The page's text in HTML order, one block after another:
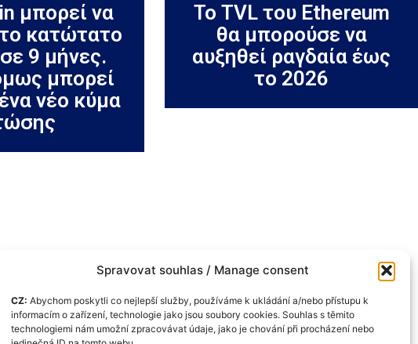
Spravovat souhlas / Manage consent
CZ: Abychom poskytli co nejlepší služby, používáme k ukládání a/nebo přístupu k
informacím o zařízení, technologie jako jsou soubory cookies. Souhlas s těmito
technologiemi nám umožní zpracovávat údaje, jako je chování při procházení nebo
μπορεί να
κατώτατο
9 μήνες.
μπορεί
νέο κύμα
Το TVL του Ethereum
θα μπορούσε να
αυξηθεί ραγδαία έως
το 2026
Πολιτική
cookie (ΕΕ)
GDPR